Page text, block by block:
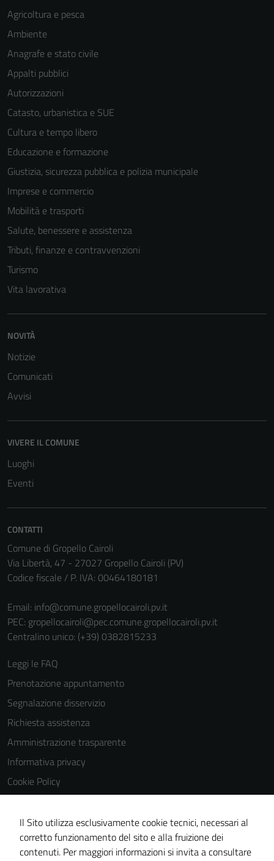
Agricoltura e pesca
Ambiente
Anagrafe e stato civile
Appalti pubblici
Autorizzazioni
Catasto, urbanistica e SUE
Cultura e tempo libero
Educazione e formazione
Giustizia, sicurezza pubblica e polizia municipale
Imprese e commercio
Mobilità e trasporti
Salute, benessere e assistenza
Tributi, finanze e contravvenzioni
Turismo
Vita lavorativa
NOVITÀ
Notizie
Comunicati
Avvisi
VIVERE IL COMUNE
Luoghi
Eventi
CONTATTI
Comune di Gropello Cairoli
Via Libertà, 47 - 27027 Gropello Cairoli (PV)
Codice fiscale / P. IVA: 00464180181
Email: info@comune.gropellocairoli.pv.it
PEC: gropellocairoli@pec.comune.gropellocairoli.pv.it
Centralino unico: (+39) 0382815233
Leggi le FAQ
Prenotazione appuntamento
Segnalazione disservizio
Richiesta assistenza
Amministrazione trasparente
Informativa privacy
Cookie Policy
Dichiarazione di accessibilità
Obiettivi di accessibilità
Il Sito utilizza esclusivamente cookie tecnici, necessari al
corretto funzionamento del sito e alla fruizione dei
contenuti. Per maggiori informazioni si invita a consultare
funzionamento